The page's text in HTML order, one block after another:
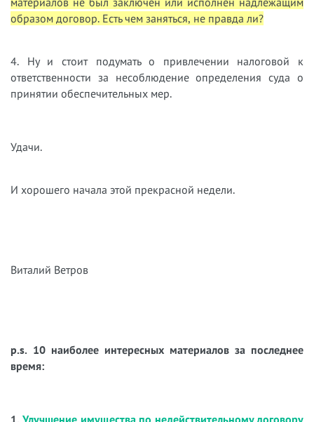
образом договор. Есть чем заняться, не правда ли?
4. Ну и стоит подумать о привлечении налоговой к
ответственности за несоблюдение определения суда о
принятии обеспечительных мер.
Удачи.
И хорошего начала этой прекрасной недели.
Виталий Ветров
p.s. 10 наиболее интересных материалов за последнее
время: